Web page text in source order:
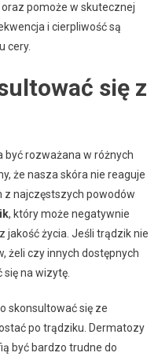
pomoże w skutecznej
i cierpliwość są
cery.
się z
być rozważana w różnych
że nasza skóra nie reaguje
najczęstszych powodów
, który może negatywnie
jakość życia. Jeśli trądzik nie
żeli czy innych dostępnych
na wizytę.
skonsultować się ze
po trądziku. Dermatozy
być bardzo trudne do